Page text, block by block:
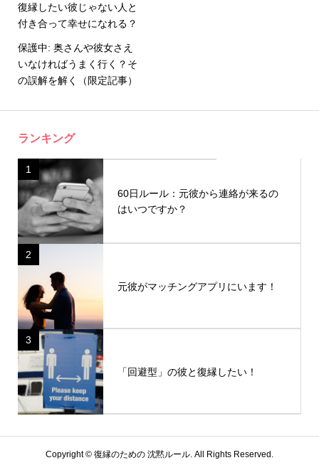
復縁したい彼じゃない人と
付き合って幸せになれる？
保護中: 奥さんや彼女さえ
いなければうまく行く？そ
の誤解を解く（限定記事）
ランキング
1
60日ルール：元彼から連絡が来るの
はいつですか？
2
元彼がマッチングアプリにいます！
3
「回避型」の彼と復縁したい！
Copyright © 復縁のための 沈黙ルール. All Rights Reserved.